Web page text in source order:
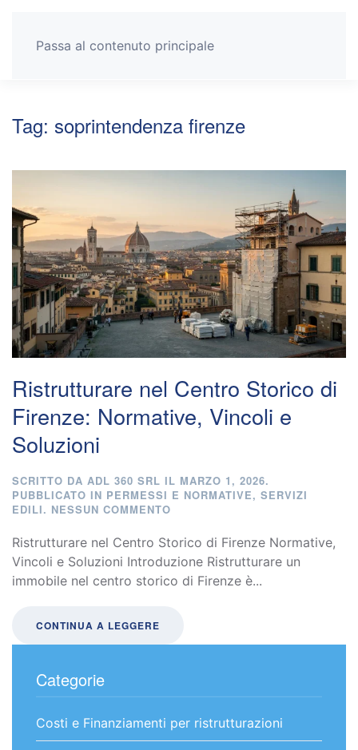
Passa al contenuto principale
Tag: soprintendenza firenze
Ristrutturare nel Centro Storico di
Firenze: Normative, Vincoli e
Soluzioni
SCRITTO DA ADL 360 SRL IL MARZO 1, 2026.
PUBBLICATO IN PERMESSI E NORMATIVE, SERVIZI
EDILI. NESSUN COMMENTO
NEL
CENTRO
STORICO
DI
Ristrutturare nel Centro Storico di Firenze Normative,
Vincoli e Soluzioni Introduzione Ristrutturare un
immobile nel centro storico di Firenze è...
CONTINUA A LEGGERE
Categorie
Costi e Finanziamenti per ristrutturazioni